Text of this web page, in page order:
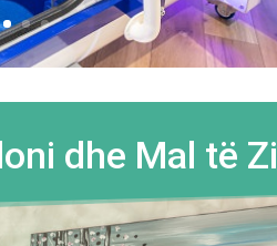
dhe Mal të Zi